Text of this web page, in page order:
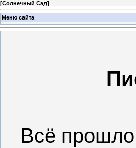
[Солнечный Сад]
Меню сайта
Всё